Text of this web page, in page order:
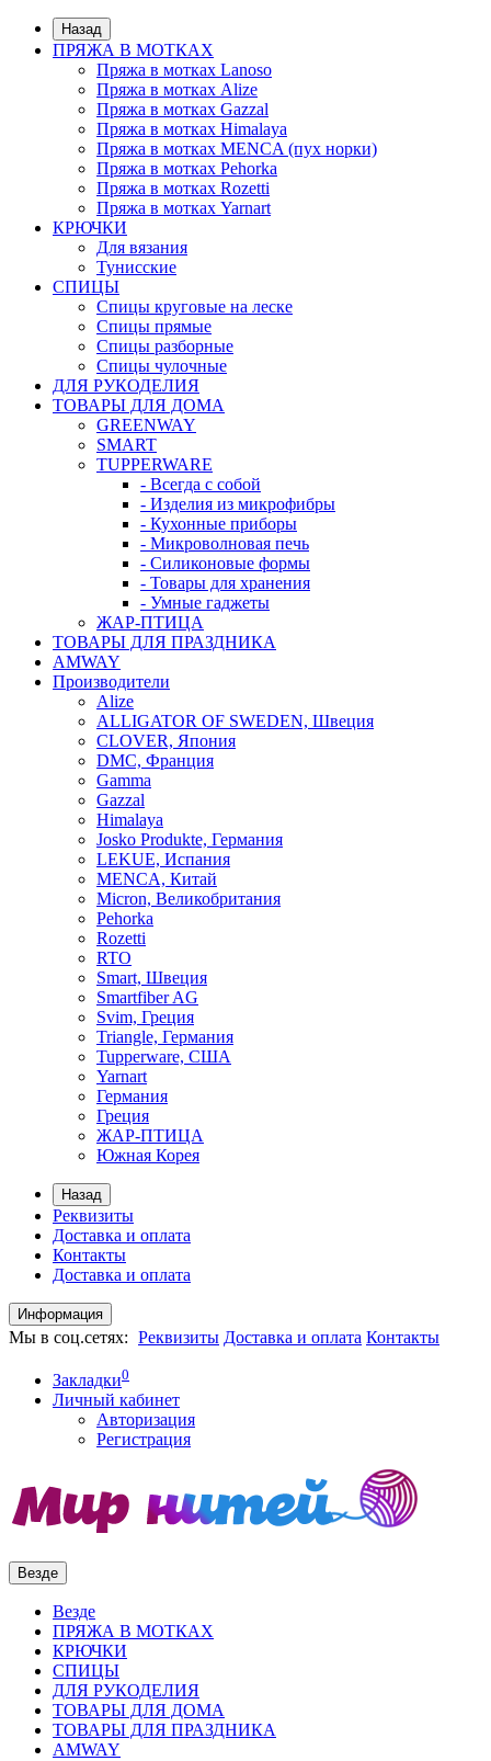
Назад
ПРЯЖА В МОТКАХ
Пряжа в мотках Lanoso
Пряжа в мотках Alize
Пряжа в мотках Gazzal
Пряжа в мотках Himalaya
Пряжа в мотках MENCA (пух норки)
Пряжа в мотках Pehorka
Пряжа в мотках Rozetti
Пряжа в мотках Yarnart
КРЮЧКИ
Для вязания
Тунисские
СПИЦЫ
Спицы круговые на леске
Спицы прямые
Спицы разборные
Спицы чулочные
ДЛЯ РУКОДЕЛИЯ
ТОВАРЫ ДЛЯ ДОМА
GREENWAY
SMART
TUPPERWARE
- Всегда с собой
- Изделия из микрофибры
- Кухонные приборы
- Микроволновая печь
- Силиконовые формы
- Товары для хранения
- Умные гаджеты
ЖАР-ПТИЦА
ТОВАРЫ ДЛЯ ПРАЗДНИКА
AMWAY
Производители
Alize
ALLIGATOR OF SWEDEN, Швеция
CLOVER, Япония
DMC, Франция
Gamma
Gazzal
Himalaya
Josko Produkte, Германия
LEKUE, Испания
MENCA, Китай
Micron, Великобритания
Pehorka
Rozetti
RTO
Smart, Швеция
Smartfiber AG
Svim, Греция
Triangle, Германия
Tupperware, США
Yarnart
Германия
Греция
ЖАР-ПТИЦА
Южная Корея
Назад
Реквизиты
Доставка и оплата
Контакты
Доставка и оплата
Информация
Мы в соц.сетях: Реквизиты Доставка и оплата Контакты
Закладки0
Личный кабинет
Авторизация
Регистрация
Везде
Везде
ПРЯЖА В МОТКАХ
КРЮЧКИ
СПИЦЫ
ДЛЯ РУКОДЕЛИЯ
ТОВАРЫ ДЛЯ ДОМА
ТОВАРЫ ДЛЯ ПРАЗДНИКА
AMWAY